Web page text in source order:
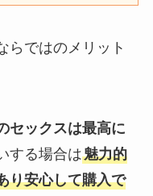
らではのメリット
セックスは最高に
する場合は魅力的
り安心して購入で